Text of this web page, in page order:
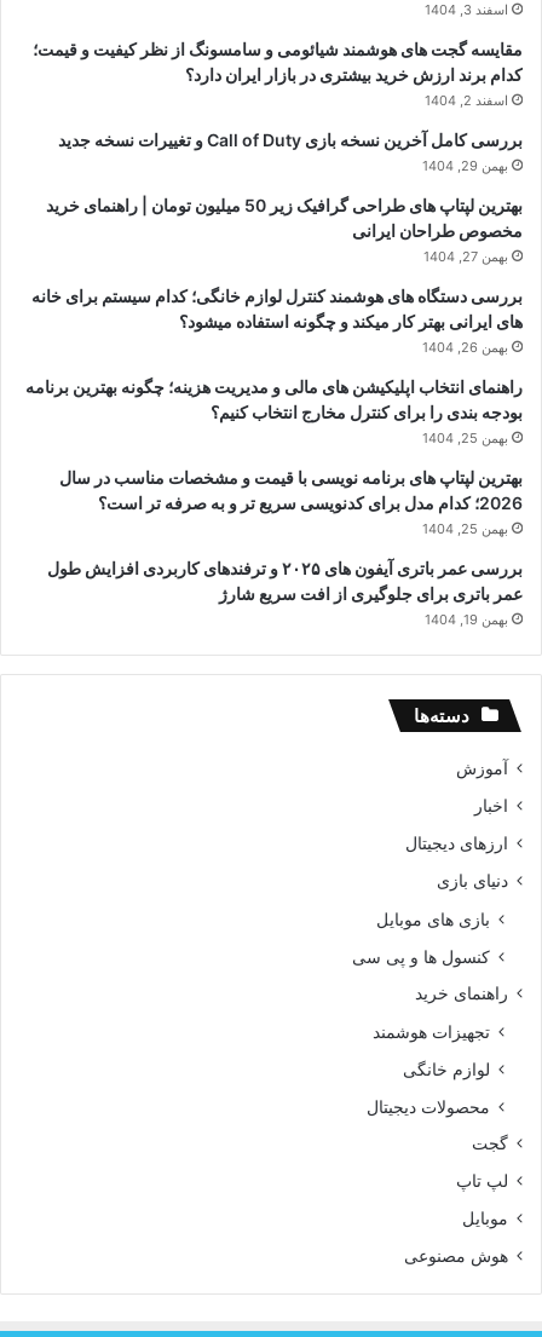
اسفند 3, 1404
مقایسه گجت های هوشمند شیائومی و سامسونگ از نظر کیفیت و قیمت؛
کدام برند ارزش خرید بیشتری در بازار ایران دارد؟
اسفند 2, 1404
بررسی کامل آخرین نسخه بازی Call of Duty و تغییرات نسخه جدید
بهمن 29, 1404
بهترین لپتاپ های طراحی گرافیک زیر 50 میلیون تومان | راهنمای خرید
مخصوص طراحان ایرانی
بهمن 27, 1404
بررسی دستگاه های هوشمند کنترل لوازم خانگی؛ کدام سیستم برای خانه
های ایرانی بهتر کار میکند و چگونه استفاده میشود؟
بهمن 26, 1404
راهنمای انتخاب اپلیکیشن های مالی و مدیریت هزینه؛ چگونه بهترین برنامه
بودجه بندی را برای کنترل مخارج انتخاب کنیم؟
بهمن 25, 1404
بهترین لپتاپ های برنامه نویسی با قیمت و مشخصات مناسب در سال
2026؛ کدام مدل برای کدنویسی سریع تر و به صرفه تر است؟
بهمن 25, 1404
بررسی عمر باتری آیفون های ۲۰۲۵ و ترفندهای کاربردی افزایش طول
عمر باتری برای جلوگیری از افت سریع شارژ
بهمن 19, 1404
دسته‌ها
آموزش
اخبار
ارزهای دیجیتال
دنیای بازی
بازی های موبایل
کنسول ها و پی سی
راهنمای خرید
تجهیزات هوشمند
لوازم خانگی
محصولات دیجیتال
گجت
لپ تاپ
موبایل
هوش مصنوعی